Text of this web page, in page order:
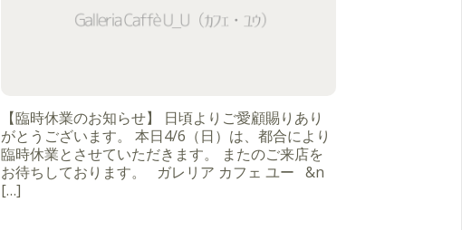
【臨時休業のお知らせ】 日頃よりご愛顧賜りあり
がとうございます。 本日4/6（日）は、都合により
臨時休業とさせていただきます。 またのご来店を
お待ちしております。 ガレリア カフェ ユー &n
[…]